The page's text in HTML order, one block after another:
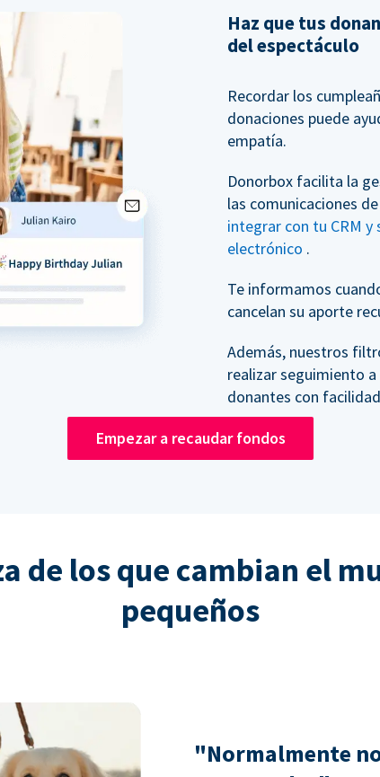
Haz que tus
del espectáculo
Recordar los
donaciones puede
empatía.
Donorbox facilita la
las comunicaciones
integrar con tu CRM
electrónico .
Te informamos
cancelan su aporte
Además, nuestros
realizar seguimiento
donantes con
Empezar a recaudar fondos
de los que cambian el
pequeños
"Normalmente